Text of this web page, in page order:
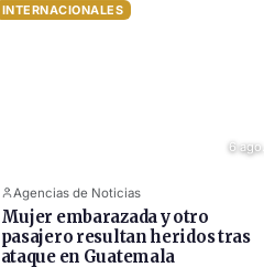
INTERNACIONALES
6 ago.
Agencias de Noticias
Mujer embarazada y otro
pasajero resultan heridos tras
ataque en Guatemala